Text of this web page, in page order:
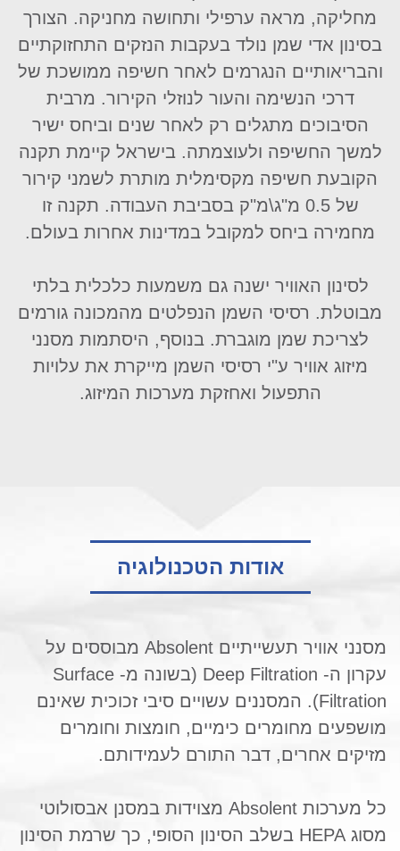
מחליקה, מראה ערפילי ותחושה מחניקה. הצורך
בסינון אדי שמן נולד בעקבות הנזקים התחזוקתיים
והבריאותיים הנגרמים לאחר חשיפה ממושכת של
דרכי הנשימה והעור לנוזלי הקירור. מרבית
הסיבוכים מתגלים רק לאחר שנים וביחס ישיר
למשך החשיפה ולעוצמתה. בישראל קיימת תקנה
הקובעת חשיפה מקסימלית מותרת לשמני קירור
של 0.5 מ"ג\מ"ק בסביבת העבודה. תקנה זו
מחמירה ביחס למקובל במדינות אחרות בעולם.
לסינון האוויר ישנה גם משמעות כלכלית בלתי
מבוטלת. רסיסי השמן הנפלטים מהמכונה גורמים
לצריכת שמן מוגברת. בנוסף, היסתמות מסנני
מיזוג אוויר ע"י רסיסי השמן מייקרת את עלויות
התפעול ואחזקת מערכות המיזוג.
אודות הטכנולוגיה
מסנני אוויר תעשייתיים Absolent מבוססים על
עקרון ה- Deep Filtration (בשונה מ- Surface
Filtration). המסננים עשויים סיבי זכוכית שאינם
מושפעים מחומרים כימיים, חומצות וחומרים
מזיקים אחרים, דבר התורם לעמידותם.
כל מערכות Absolent מצוידות במסנן אבסולוטי
מסוג HEPA בשלב הסינון הסופי, כך שרמת הסינון